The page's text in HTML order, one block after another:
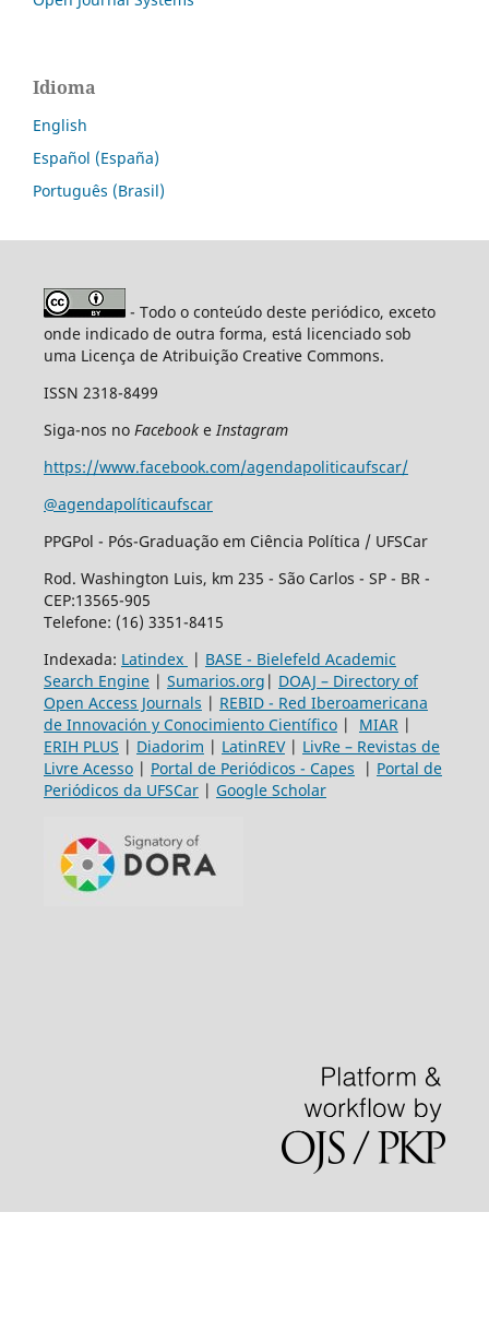
Idioma
English
Español (España)
Português (Brasil)
- Todo o conteúdo deste periódico, exceto
onde indicado de outra forma, está licenciado sob
uma Licença de Atribuição Creative Commons.
ISSN 2318-8499
Siga-nos no Facebook eInstagram
https://www.facebook.com/agendapoliticaufscar/
@agendapolíticaufscar
PPGPol - Pós-Graduação em Ciência Política / UFSCar
Rod. Washington Luis, km 235 - São Carlos - SP - BR -
CEP:13565-905
Telefone: (16) 3351-8415
Indexada: Latindex | BASE - Bielefeld Academic
Search Engine| Sumarios.org | DOAJ – Directory of
Open Access Journals | REBID - Red Iberoamericana
de Innovación y Conocimiento Científico| MIAR|
ERIH PLUS | Diadorim | LatinREV| LivRe – Revistas de
Livre Acesso| Portal de Periódicos - Capes | Portal de
Periódicos da UFSCar| Google Scholar